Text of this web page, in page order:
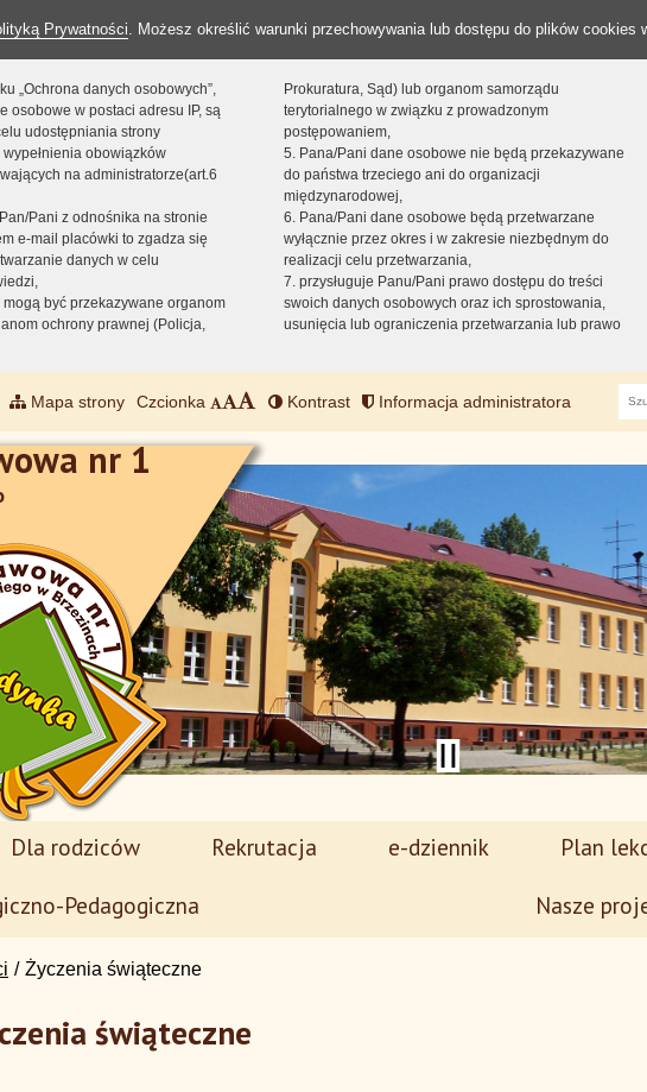
Prywatności. Możesz określić warunki przechowywania lub dostępu do plików cookies
„Ochrona danych osobowych”,
osobowe w postaci adresu IP, są
udostępniania strony
obowiązków
na administratorze(art.6
Pani z odnośnika na stronie
e-mail placówki to zgadza się
danych w celu
być przekazywane organom
ochrony prawnej (Policja,
Prokuratura, Sąd) lub organom samorządu
terytorialnego w związku z prowadzonym
postępowaniem,
5. Pana/Pani dane osobowe nie będą przekazywane
do państwa trzeciego ani do organizacji
międzynarodowej,
6. Pana/Pani dane osobowe będą przetwarzane
wyłącznie przez okres i w zakresie niezbędnym do
realizacji celu przetwarzania,
7. przysługuje Panu/Pani prawo dostępu do treści
swoich danych osobowych oraz ich sprostowania,
usunięcia lub ograniczenia przetwarzania lub prawo
Mapa strony Czcionka Kontrast Informacja administratora
nr 1
Dla rodziców Rekrutacja e-dziennik Plan
Pedagogiczna
Nasze
Życzenia świąteczne
świąteczne